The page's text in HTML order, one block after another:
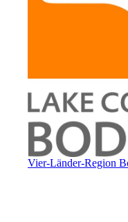
Vier-Länder-Region